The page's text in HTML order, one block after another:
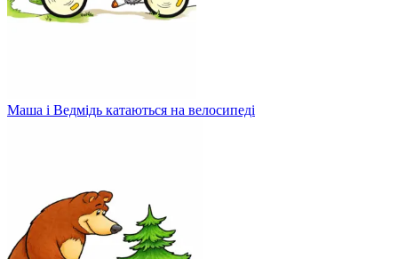
Маша і Ведмідь катаються на велосипеді